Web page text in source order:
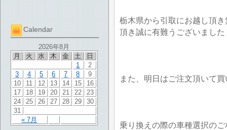
Calendar
2026年8月
月
火 水 木 金 土 日
« 7月
1
2
3
4 5 6 7 8
9
10
11 12 13 14 15
16
17
18 19 20 21 22
23
24
25 26 27 28 29
30
31
栃木県から引取にお越し頂
頂き誠に有難うございました
また、明日はご注文頂いて
乗り換えの際の車種選択の